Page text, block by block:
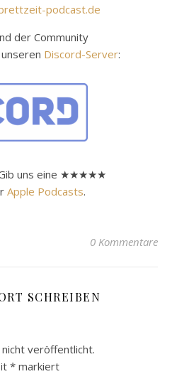
podcast.de
der Community
Discord-Server:
Gib uns eine ★★★★★
Apple Podcasts.
0 Kommentare
SCHREIBEN
veröffentlicht.
* markiert